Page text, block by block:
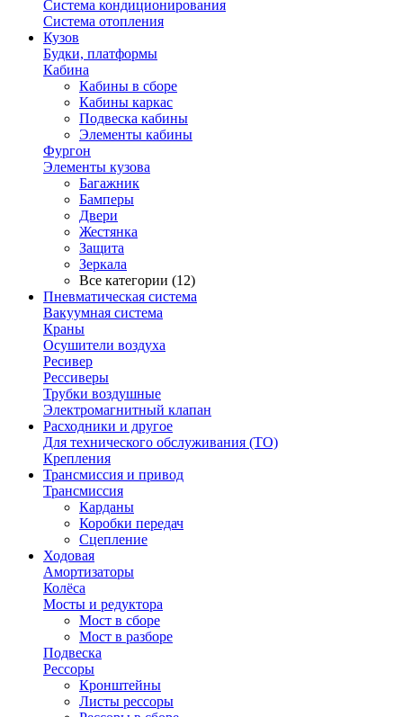
Система кондиционирования
Система отопления
Кузов
Будки, платформы
Кабина
Кабины в сборе
Кабины каркас
Подвеска кабины
Элементы кабины
Фургон
Элементы кузова
Багажник
Бамперы
Двери
Жестянка
Защита
Зеркала
Все категории (12)
Пневматическая система
Вакуумная система
Краны
Осушители воздуха
Ресивер
Рессиверы
Трубки воздушные
Электромагнитный клапан
Расходники и другое
Для технического обслуживания (ТО)
Крепления
Трансмиссия и привод
Трансмиссия
Карданы
Коробки передач
Сцепление
Ходовая
Амортизаторы
Колёса
Мосты и редуктора
Мост в сборе
Мост в разборе
Подвеска
Рессоры
Кронштейны
Листы рессоры